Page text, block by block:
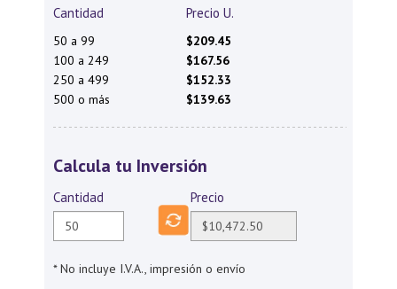
Cantidad Precio U.
50 a 99
$209.45
100 a 249
$167.56
250 a 499
$152.33
500 o más
$139.63
Calcula tu Inversión
Cantidad Precio
* No incluye I.V.A., impresión o envío